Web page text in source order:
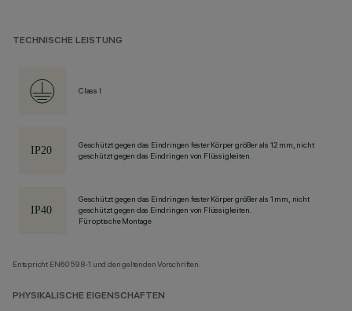
TECHNISCHE LEISTUNG
Class I
Geschützt gegen das Eindringen fester Körper größer als 12 mm, nicht
geschützt gegen das Eindringen von Flüssigkeiten.
Geschützt gegen das Eindringen fester Körper größer als 1 mm, nicht
geschützt gegen das Eindringen von Flüssigkeiten.
Für optische Montage
Entspricht EN60598-1 und den geltenden Vorschriften.
PHYSIKALISCHE EIGENSCHAFTEN